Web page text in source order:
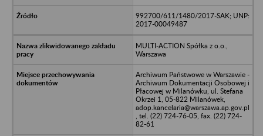
992700/611/1480/2017-SAK; UNP:
2017-00049487
MULTI-ACTION Spółka z o.o.,
Warszawa
Archiwum Państwowe w Warszawie -
Archiwum Dokumentacji Osobowej i
Płacowej w Milanówku, ul. Stefana
Okrzei 1, 05-822 Milanówek,
adop.kancelaria@warszawa.ap.gov.pl
, tel. (22) 724-76-05, fax. (22) 724-
82-61